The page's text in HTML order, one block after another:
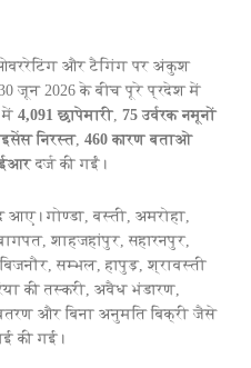
ओवररेटिंग और टैगिंग पर अंकुश
जून 2026 के बीच पूरे प्रदेश में
में 4,091 छापेमारी, 75 उर्वरक नमूनों
निरस्त, 460 कारण बताओ
दर्ज की गईं।
आए। गोण्डा, बस्ती, अमरोहा,
शाहजहांपुर, सहारनपुर,
सम्भल, हापुड़, श्रावस्ती
की तस्करी, अवैध भंडारण,
और बिना अनुमति बिक्री जैसे
की गई।